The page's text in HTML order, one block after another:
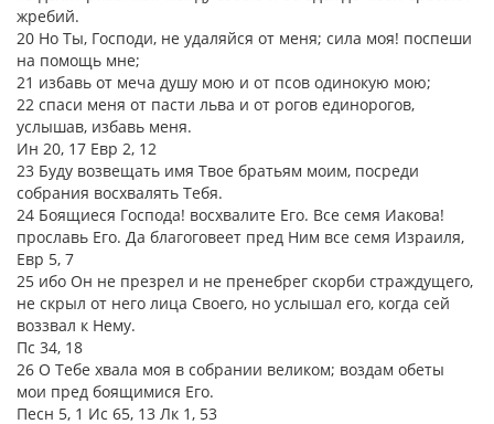
жребий.
20 Но Ты, Господи, не удаляйся от меня; сила моя! поспеши
на помощь мне;
21 избавь от меча душу мою и от псов одинокую мою;
22 спаси меня от пасти льва и от рогов единорогов,
услышав, избавь меня.
Ин 20, 17 Евр 2, 12
23 Буду возвещать имя Твое братьям моим, посреди
собрания восхвалять Тебя.
24 Боящиеся Господа! восхвалите Его. Все семя Иакова!
прославь Его. Да благоговеет пред Ним все семя Израиля,
Евр 5, 7
25 ибо Он не презрел и не пренебрег скорби страждущего,
не скрыл от него лица Своего, но услышал его, когда сей
воззвал к Нему.
Пс 34, 18
26 О Тебе хвала моя в собрании великом; воздам обеты
мои пред боящимися Его.
Песн 5, 1 Ис 65, 13 Лк 1, 53